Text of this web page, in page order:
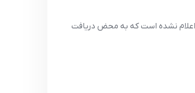
اسلامی ایران اعلام نشده است که به محض دریافت